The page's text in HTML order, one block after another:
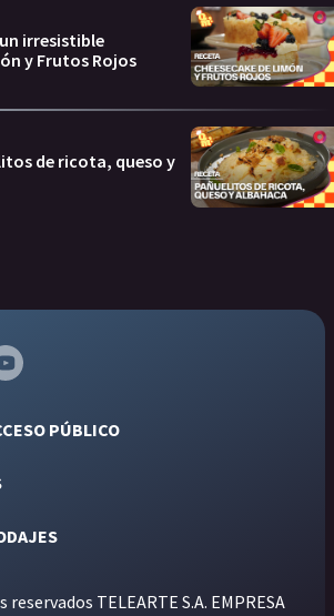
irresistible
y Frutos Rojos
de ricota, queso y
PÚBLICO
TELEARTE S.A. EMPRESA